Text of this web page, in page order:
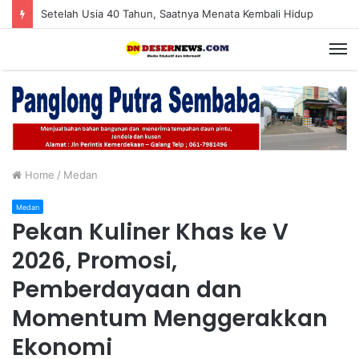
Setelah Usia 40 Tahun, Saatnya Menata Kembali Hidup
Home / Medan
Medan
Pekan Kuliner Khas ke V
2026, Promosi,
Pemberdayaan dan
Momentum Menggerakkan
Ekonomi